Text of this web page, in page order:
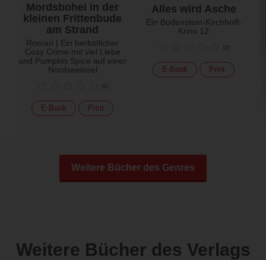
Mordsbohei in der
kleinen Frittenbude
am Strand
Roman | Ein herbstlicher
Cosy Crime mit viel Liebe
und Pumpkin Spice auf einer
Nordseeinsel
(0)
E-Book Print
Alles wird Asche
Ein Bodenstein-Kirchhoff-
Krimi 12
(0)
E-Book Print
Weitere Bücher des Genres
Weitere Bücher des Verlags